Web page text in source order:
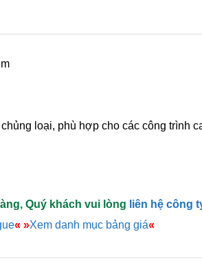
loại, phù hợp cho các công trình
Quý khách vui lòng liên hệ công
« »Xem danh mục bảng giá«